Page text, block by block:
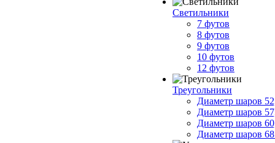
Светильники
7 футов
8 футов
9 футов
10 футов
12 футов
Треугольники
Диаметр шаров
Диаметр шаров
Диаметр шаров
Диаметр шаров